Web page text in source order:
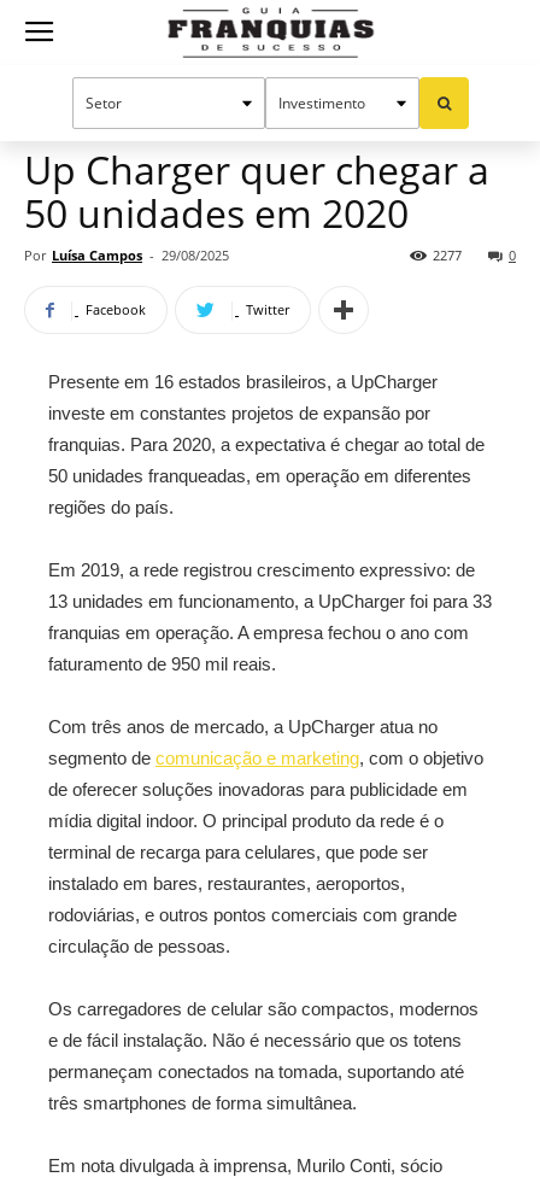
Guia
Mercado de franquias
Up Charger quer chegar a
50 unidades em 2020
Por Luísa Campos - 29/08/2025 0
2277
Facebook Twitter
Presente em 16 estados brasileiros, a UpCharger
investe em constantes projetos de expansão por
franquias. Para 2020, a expectativa é chegar ao total de
50 unidades franqueadas, em operação em diferentes
regiões do país.
Em 2019, a rede registrou crescimento expressivo: de
13 unidades em funcionamento, a UpCharger foi para 33
franquias em operação. A empresa fechou o ano com
faturamento de 950 mil reais.
Com três anos de mercado, a UpCharger atua no
segmento de comunicação e marketing, com o objetivo
de oferecer soluções inovadoras para publicidade em
mídia digital indoor. O principal produto da rede é o
terminal de recarga para celulares, que pode ser
instalado em bares, restaurantes, aeroportos,
rodoviárias, e outros pontos comerciais com grande
circulação de pessoas.
Os carregadores de celular são compactos, modernos
e de fácil instalação. Não é necessário que os totens
permaneçam conectados na tomada, suportando até
três smartphones de forma simultânea.
Em nota divulgada à imprensa, Murilo Conti, sócio